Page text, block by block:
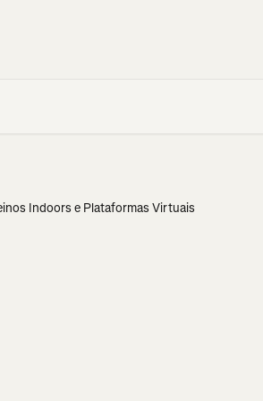
Indoors e Plataformas Virtuais